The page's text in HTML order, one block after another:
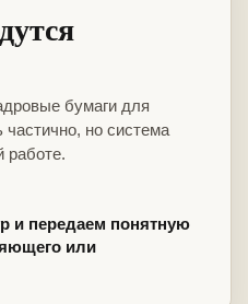
бумаги для
частично, но система
работе.
и передаем понятную
или